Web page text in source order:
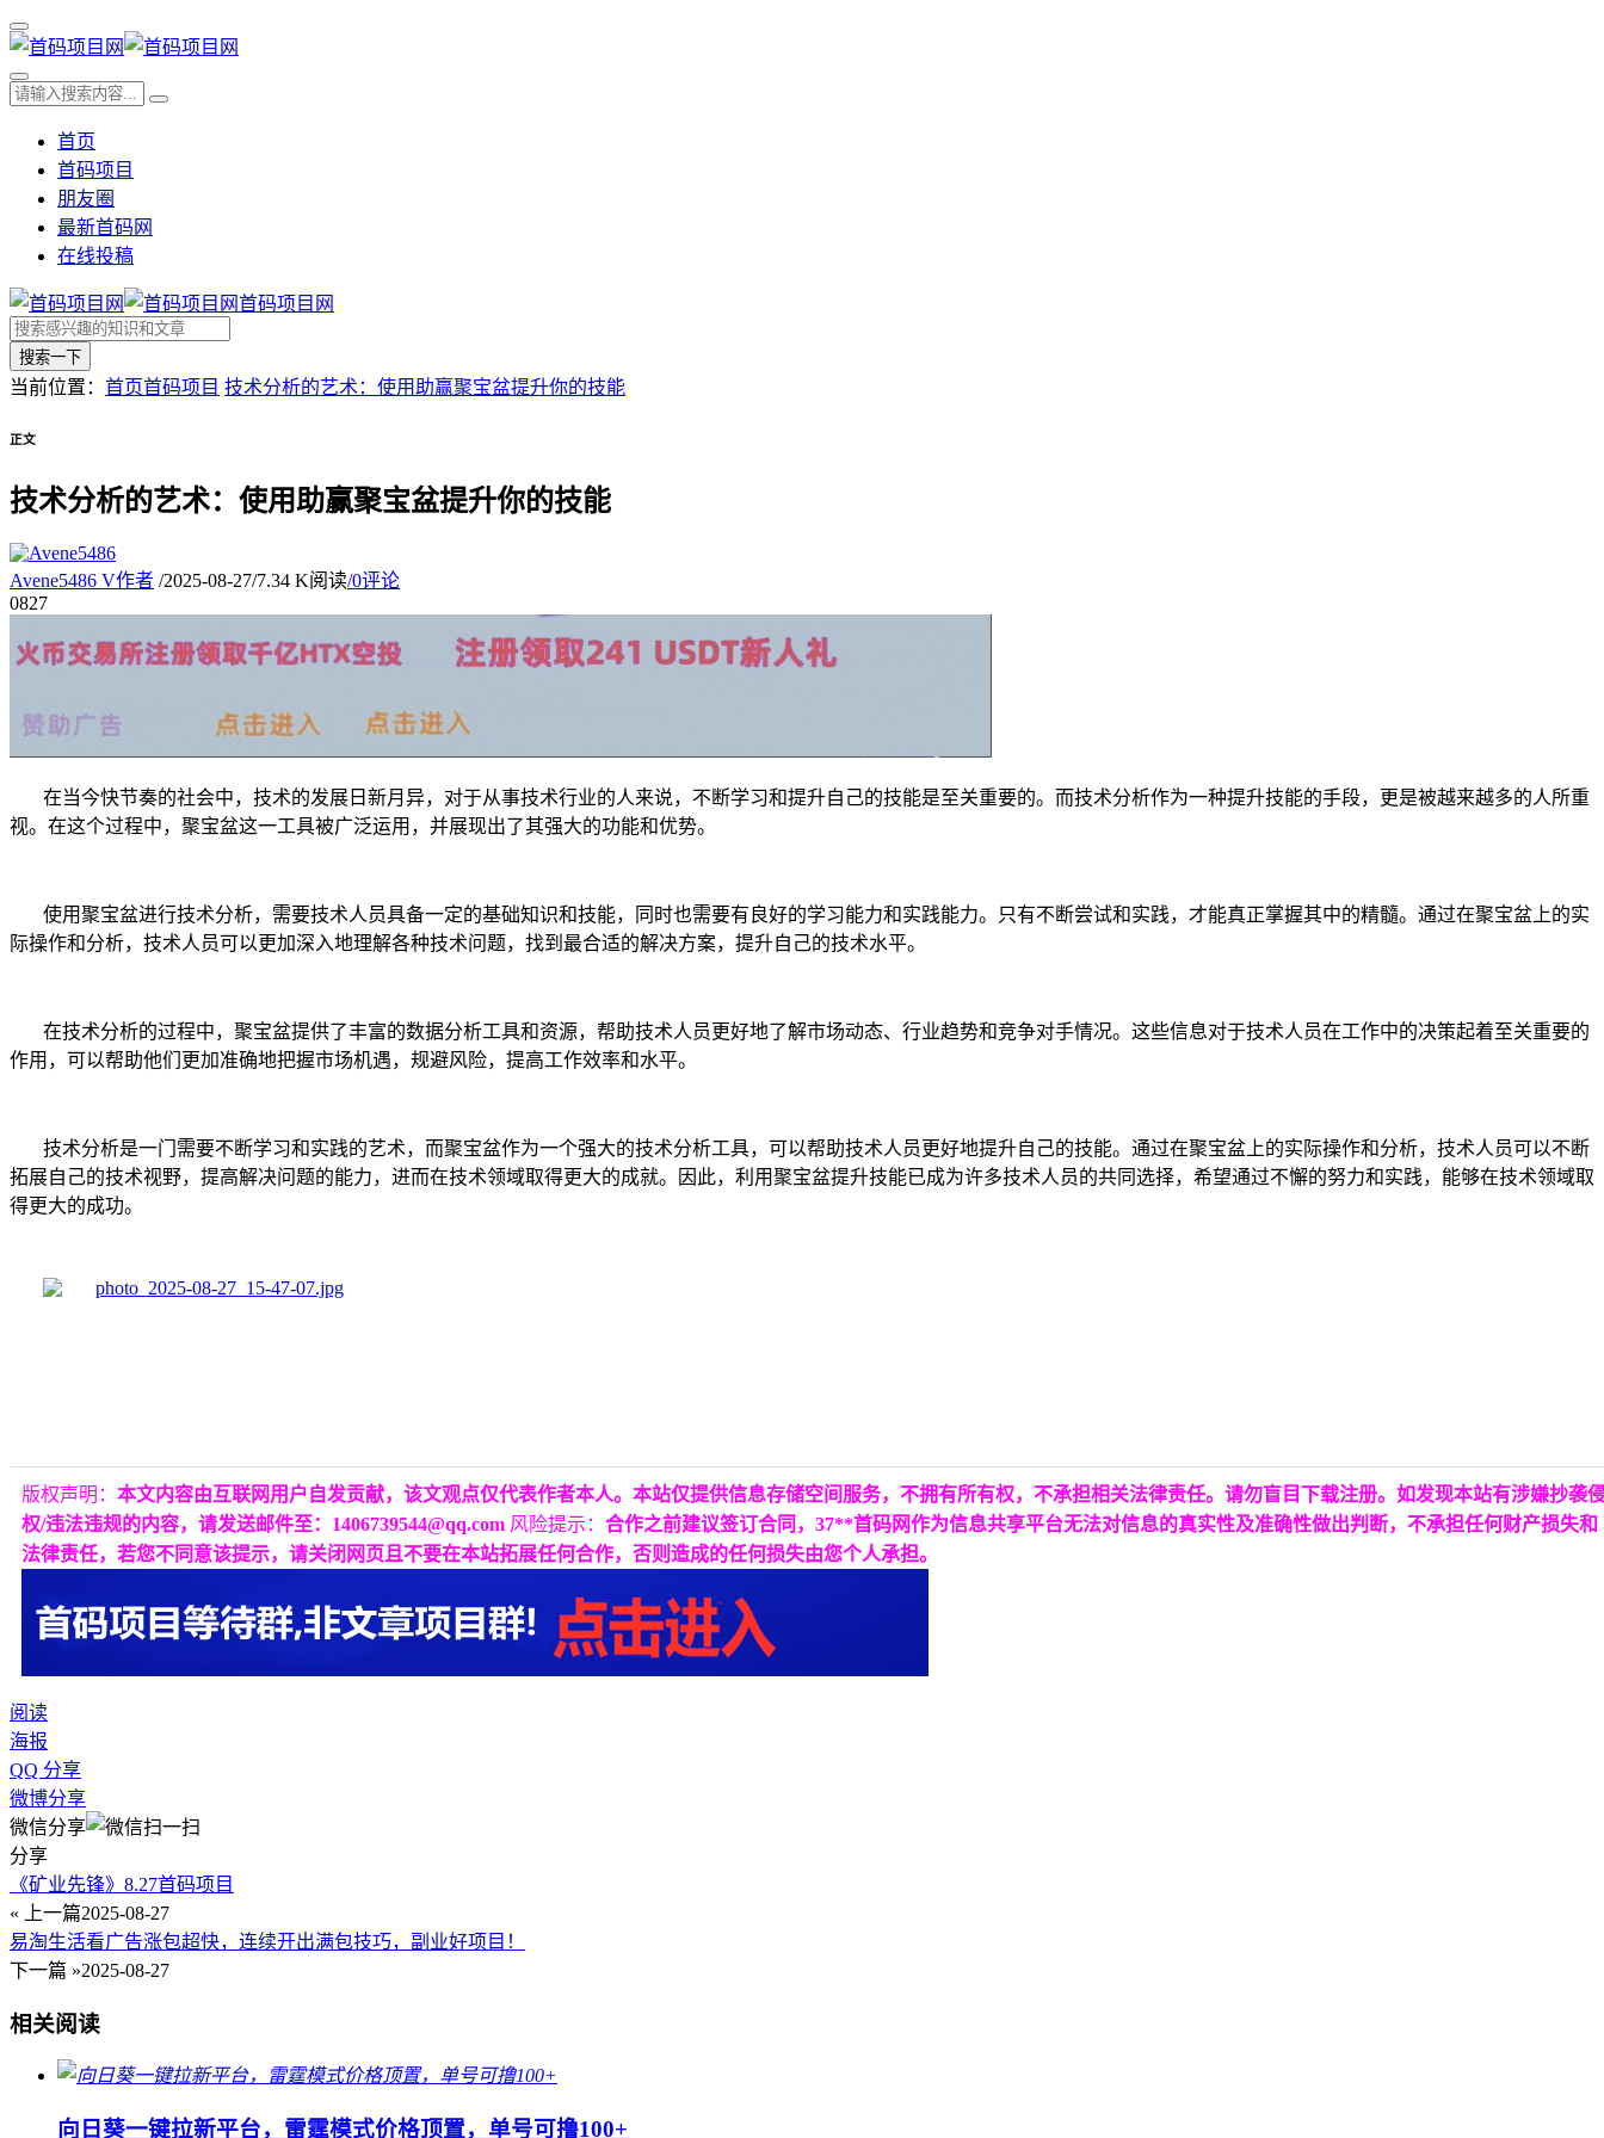
首页
首码项目
朋友圈
最新首码网
在线投稿
首码项目网
搜索一下
当前位置： 首页首码项目 技术分析的艺术：使用助赢聚宝盆提升你的技能
正文
技术分析的艺术：使用助赢聚宝盆提升你的技能
Avene5486 V作者 /2025-08-27/7.34 K阅读/0评论
0827
在当今快节奏的社会中，技术的发展日新月异，对于从事技术行业的人来说，不断学习和提升自己的技能是至关重要的。而技术分析作为一种提升技能的手段，更是被越来越多的人所重
视。在这个过程中，聚宝盆这一工具被广泛运用，并展现出了其强大的功能和优势。
使用聚宝盆进行技术分析，需要技术人员具备一定的基础知识和技能，同时也需要有良好的学习能力和实践能力。只有不断尝试和实践，才能真正掌握其中的精髓。通过在聚宝盆上的实
际操作和分析，技术人员可以更加深入地理解各种技术问题，找到最合适的解决方案，提升自己的技术水平。
在技术分析的过程中，聚宝盆提供了丰富的数据分析工具和资源，帮助技术人员更好地了解市场动态、行业趋势和竞争对手情况。这些信息对于技术人员在工作中的决策起着至关重要的
作用，可以帮助他们更加准确地把握市场机遇，规避风险，提高工作效率和水平。
技术分析是一门需要不断学习和实践的艺术，而聚宝盆作为一个强大的技术分析工具，可以帮助技术人员更好地提升自己的技能。通过在聚宝盆上的实际操作和分析，技术人员可以不断
拓展自己的技术视野，提高解决问题的能力，进而在技术领域取得更大的成就。因此，利用聚宝盆提升技能已成为许多技术人员的共同选择，希望通过不懈的努力和实践，能够在技术领域取
得更大的成功。
版权声明： 本文内容由互联网用户自发贡献，该文观点仅代表作者本人。本站仅提供信息存储空间服务，不拥有所有权，不承担相关法律责任。请勿盲目下载注册。如发现本站有涉嫌抄袭
权/违法违规的内容，请发送邮件至：1406739544@qq.com 风险提示： 合作之前建议签订合同，37**首码网作为信息共享平台无法对信息的真实性及准确性做出判断，不承担任何财产损失和
法律责任，若您不同意该提示，请关闭网页且不要在本站拓展任何合作，否则造成的任何损失由您个人承担。
阅读
海报
QQ 分享
微博分享
微信分享
分享
《矿业先锋》8.27首码项目
« 上一篇2025-08-27
易淘生活看广告涨包超快，连续开出满包技巧，副业好项目！
下一篇 »2025-08-27
相关阅读
向日葵一键拉新平台，雷霆模式价格顶置，单号可撸100+